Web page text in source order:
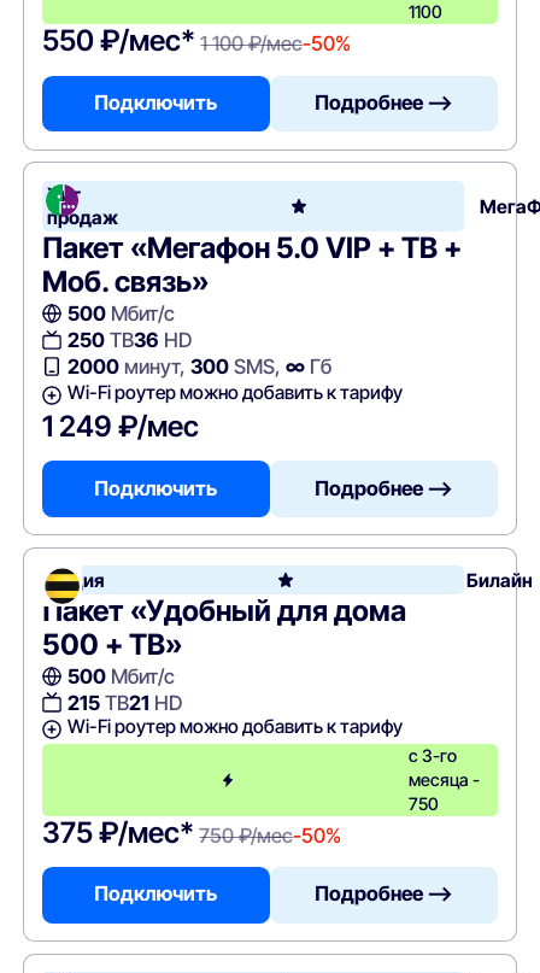
1100
550 ₽/мес* 1 100 ₽/мес-50%
Подключить Подробнее —>
Хит
продаж
Пакет «Мегафон 5.0 VIP + ТВ +
Моб. связь»
500Мбит/с
250ТВ36 HD
2000минут, 300SMS, ∞Гб
Wi-Fi роутер можно добавить к тарифу
1 249 ₽/мес
Подключить Подробнее —>
Акция Билайн
Пакет «Удобный для дома
500 + ТВ»
500Мбит/с
215ТВ21 HD
Wi-Fi роутер можно добавить к тарифу
с 3-го
месяца -
750
375 ₽/мес* 750 ₽/мес-50%
Подключить Подробнее —>